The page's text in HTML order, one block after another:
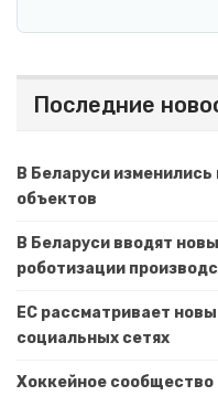
Последние
В Беларуси
объектов
В Беларуси вводят
роботизации
ЕС рассматривает
социальных сетях
Хоккейное